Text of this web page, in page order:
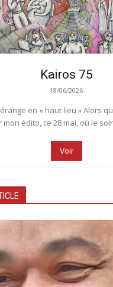
Kairos 75
18/06/2026
en « haut lieu » Alors
édito, ce 28 mai, où le
Voir